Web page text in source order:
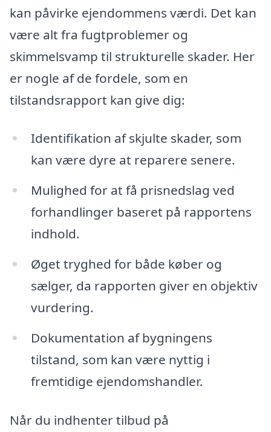
kan påvirke ejendommens værdi. Det kan
være alt fra fugtproblemer og
skimmelsvamp til strukturelle skader. Her
er nogle af de fordele, som en
tilstandsrapport kan give dig:
Identifikation af skjulte skader, som
kan være dyre at reparere senere.
Mulighed for at få prisnedslag ved
forhandlinger baseret på rapportens
indhold.
Øget tryghed for både køber og
sælger, da rapporten giver en objektiv
vurdering.
Dokumentation af bygningens
tilstand, som kan være nyttig i
fremtidige ejendomshandler.
Når du indhenter tilbud på